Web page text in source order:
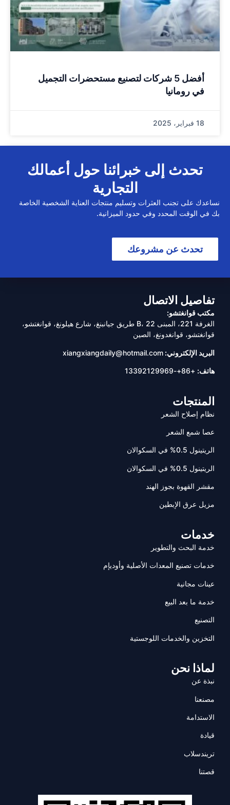
أفضل 5 شركات لتصنيع مستحضرات التجميل
في رومانيا
18 فبراير، 2025
تحدث إلى خبرائنا حول أعمالك
التجارية
نساعدك على تجنب العثرات وتسليم منتجات العناية الشخصية الخاصة
بك في الوقت المحدد وفي حدود الميزانية.
تحدث عن مشروعك
تفاصيل الاتصال
مكتب قوانغتشو:
الغرفة 221، المبنى B، 22 طريق جيانبنغ، شارع هيلونغ، قوانغتشو،
قوانغتشو، قوانغدونغ، الصين
البريد الإلكتروني: xiangxiangdaily@hotmail.com
هاتف: +86+-13392129969
المنتجات
نظام إصلاح الشعر
عصا شمع الشعر
الريتينول 0.5% في السكوالان
الريتينول 0.5% في السكوالان
مقشر القهوة بجوز الهند
مزيل عرق الإبطين
خدمات
خدمة البحث والتطوير
خدمات تصنيع المعدات الأصلية وأوديإم
عينات مجانية
خدمة ما بعد البيع
التصنيع
التخزين والخدمات اللوجستية
لماذا نحن
نبذة عن
مصنعنا
الاستدامة
قيادة
تريندسلاب
قصتنا